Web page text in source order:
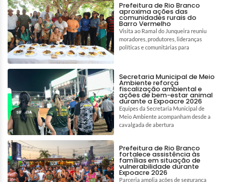
Prefeitura de Rio Branco
aproxima ações das
comunidades rurais do
Barro Vermelho
Visita ao Ramal do Junqueira reuniu
moradores, produtores, lideranças
políticas e comunitárias para
Secretaria Municipal de Meio
Ambiente reforça
fiscalização ambiental e
ações de bem-estar animal
durante a Expoacre 2026
Equipes da Secretaria Municipal de
Meio Ambiente acompanham desde a
cavalgada de abertura
Prefeitura de Rio Branco
fortalece assistência às
famílias em situação de
vulnerabilidade durante
Expoacre 2026
Parceria amplia ações de segurança